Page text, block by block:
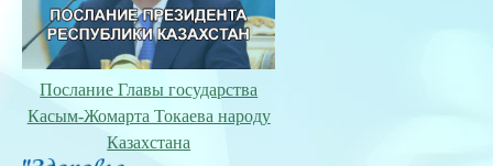
Послание Главы государства
Касым-Жомарта Токаева народу
Казахстана